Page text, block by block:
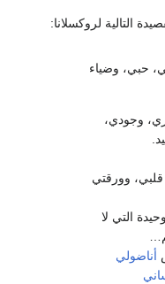
التالية لروكسلانا:
حبي، وضياء
وجودي،
قلبي، وورقتي
التي لا
أناضولي